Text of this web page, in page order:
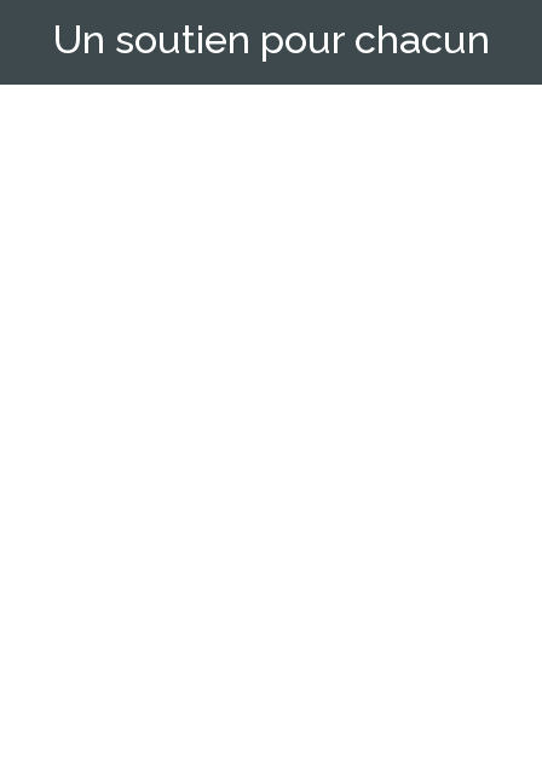
Un soutien pour chacun